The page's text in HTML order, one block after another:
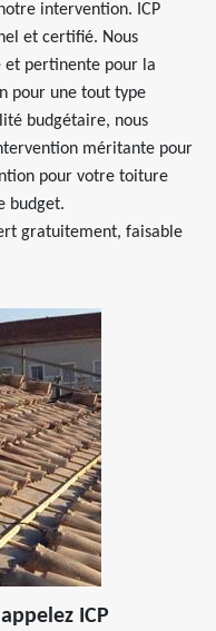
intervention. ICP
et certifié. Nous
et pertinente pour la
pour une tout type
budgétaire, nous
méritante pour
pour votre toiture
budget.
gratuitement, faisable
ICP